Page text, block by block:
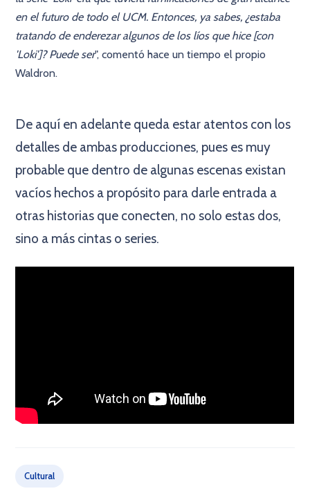
en el futuro de todo el UCM. Entonces, ya sabes, ¿estaba
tratando de enderezar algunos de los líos que hice [con
'Loki']? Puede ser", comentó hace un tiempo el propio
Waldron.
De aquí en adelante queda estar atentos con los
detalles de ambas producciones, pues es muy
probable que dentro de algunas escenas existan
vacíos hechos a propósito para darle entrada a
otras historias que conecten, no solo estas dos,
sino a más cintas o series.
Cultural